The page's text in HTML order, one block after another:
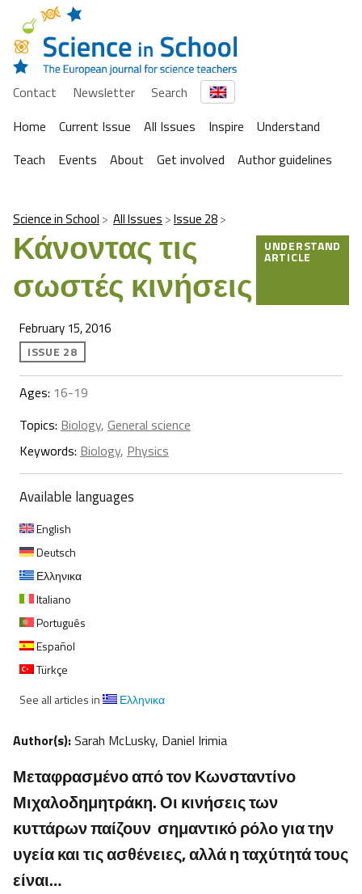
Contact Newsletter
Search
Home
Current Issue All Issues Inspire
Understand
Teach
Events About Get involved Author guidelines
Science in School All Issues Issue 28
Κάνοντας τις
σωστές κινήσεις
UNDERSTAND
ARTICLE
February 15, 2016
ISSUE 28
Ages: 16-19
Topics: Biology, General science
Keywords: Biology, Physics
Available languages
English
Deutsch
Ελληνικα
Italiano
Português
Español
Türkçe
See all articles in
Ελληνικα
Author(s):Sarah McLusky, Daniel Irimia
Μεταφρασμένο από τον Κωνσταντίνο
Μιχαλοδημητράκη. Οι κινήσεις των
κυττάρων παίζουν σημαντικό ρόλο για την
υγεία και τις ασθένειες, αλλά η ταχύτητά τους
είναι…